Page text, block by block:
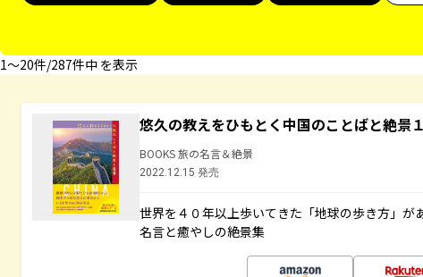
1〜20件/287件中 を表示
悠久の教えをひもとく中国のことばと絶景
BOOKS 旅の名言＆絶景
2022.12.15 発売
世界を４０年以上歩いてきた「地球の歩き方」
名言と癒やしの絶景集